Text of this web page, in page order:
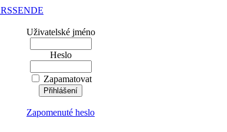
RSSENDE
Uživatelské jméno
Heslo
Zapamatovat
Zapomenuté heslo